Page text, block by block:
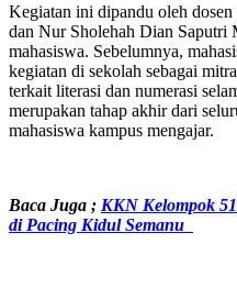
Kegiatan ini dipandu oleh
dan Nur Sholehah Dian Saputri
mahasiswa. Sebelumnya,
kegiatan di sekolah sebagai
terkait literasi dan numerasi
merupakan tahap akhir dari
mahasiswa kampus mengajar.
Baca Juga ; KKN Kelompok
di Pacing Kidul Semanu